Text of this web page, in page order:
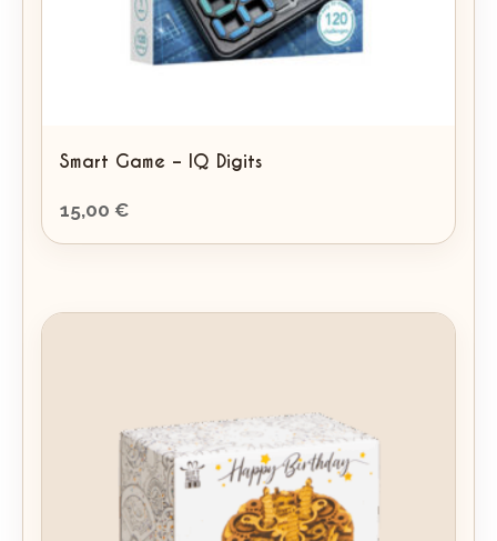
Smart Game – IQ Digits
15,00 €